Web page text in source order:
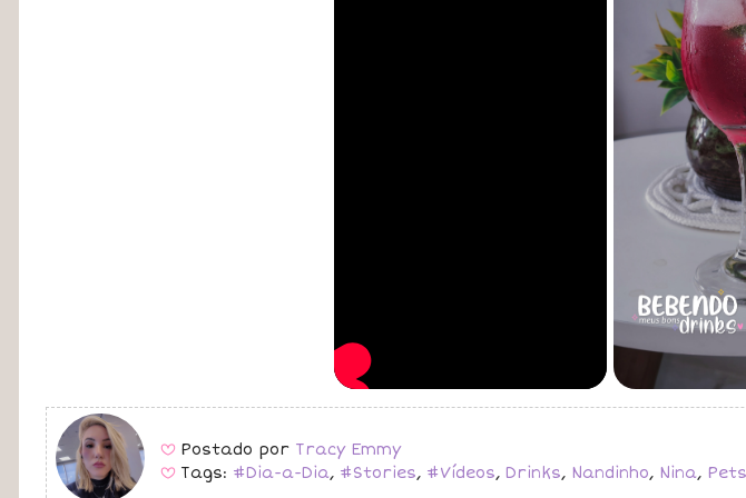
B Postado por Tracy Emmy
B Tags: #Dia-a-Dia, #Stories, #Vídeos, Drinks, Nandinho, Nina, Pets